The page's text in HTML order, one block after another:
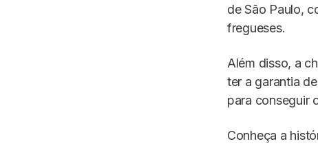
de São Paulo,
fregueses.
Além disso, a
ter a garantia
para conseguir
Conheça a